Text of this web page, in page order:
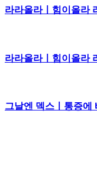
라라올라ㅣ힘이올라
라라올라ㅣ힘이올라
그날엔 덱스ㅣ통증에